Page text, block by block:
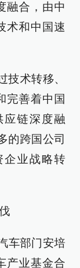
融合，由中
术和中国速
技术转移、
完善着中国
链深度融
的跨国公司
企业战略转
车部门安培
产业基金合